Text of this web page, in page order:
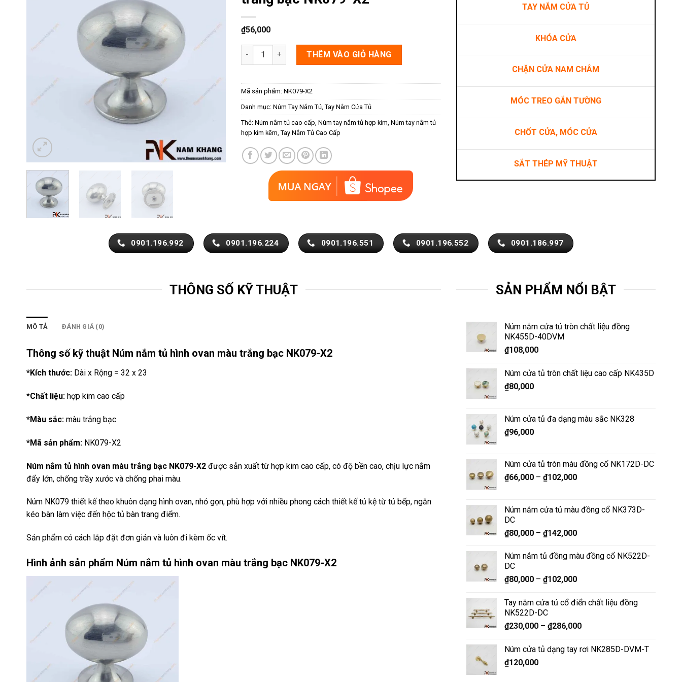
₫56,000
Núm nắm tủ hình ovan màu trắng bạc NK079-X2 số lượng
THÊM VÀO GIỎ HÀNG
Mã sản phẩm:NK079-X2
Danh mục:Núm Tay Nắm Tủ,Tay Nắm Cửa Tủ
Thẻ:Núm nắm tủ cao cấp,Núm tay nắm tủ hợp kim,Núm tay nắm tủ
hợp kim kẽm,Tay Nắm Tủ Cao Cấp
TAY NẮM CỬA TỦ
KHÓA CỬA
CHẶN CỬA NAM CHÂM
MÓC TREO GẮN TƯỜNG
CHỐT CỬA, MÓC CỬA
SẮT THÉP MỸ THUẬT
0901.196.992 0901.196.224 0901.196.551 0901.196.552 0901.186.997
THÔNG SỐ KỸ THUẬT
MÔ TẢ ĐÁNH GIÁ (0)
Thông số kỹ thuật Núm nắm tủ hình ovan màu trắng bạc NK079-X2
*Kích thước: Dài x Rộng = 32 x 23
*Chất liệu: hợp kim cao cấp
*Màu sắc: màu trắng bạc
*Mã sản phẩm: NK079-X2
Núm nắm tủ hình ovan màu trắng bạc NK079-X2 được sản xuất từ hợp kim cao cấp, có độ bền cao, chịu lực nắm
đẩy lớn, chống trầy xước và chống phai màu.
Núm NK079 thiết kế theo khuôn dạng hình ovan, nhỏ gọn, phù hợp với nhiều phong cách thiết kế tủ kệ từ tủ bếp, ngăn
kéo bàn làm việc đến hộc tủ bàn trang điểm.
Sản phẩm có cách lắp đặt đơn giản và luôn đi kèm ốc vít.
Hình ảnh sản phẩm Núm nắm tủ hình ovan màu trắng bạc NK079-X2
SẢN PHẨM NỔI BẬT
Núm nắm cửa tủ tròn chất liệu đồng
NK455D-40DVM
₫108,000
Núm cửa tủ tròn chất liệu cao cấp NK435D
₫80,000
Núm cửa tủ đa dạng màu sắc NK328
₫96,000
Núm cửa tủ tròn màu đồng cổ NK172D-DC
₫66,000 –₫102,000
Núm nắm cửa tủ màu đồng cổ NK373D-
DC
₫80,000 –₫142,000
Núm nắm tủ đồng màu đồng cổ NK522D-
DC
₫80,000 –₫102,000
Tay nắm cửa tủ cổ điển chất liệu đồng
NK522D-DC
₫230,000 –₫286,000
Núm cửa tủ dạng tay rơi NK285D-DVM-T
₫120,000